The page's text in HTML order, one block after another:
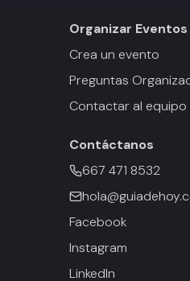
Organizar Eventos
Crea un evento
Preguntas
Contactar al equipo
Contáctanos
667 471 8532
Facebook
Instagram
LinkedIn